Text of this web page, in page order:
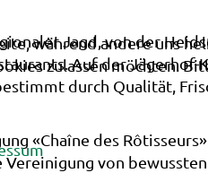
Jagd, von der
Auf der Jägerhof-
durch Qualität,
«Chaîne des
von
während andere uns
zulassen möchten.